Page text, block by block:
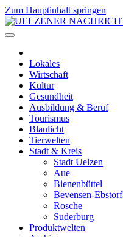
Zum Hauptinhalt springen
Lokales
Wirtschaft
Kultur
Gesundheit
Ausbildung & Beruf
Tourismus
Blaulicht
Tierwelten
Stadt & Kreis
Stadt Uelzen
Aue
Bienenbüttel
Bevensen-Ebstorf
Rosche
Suderburg
Produktwelten